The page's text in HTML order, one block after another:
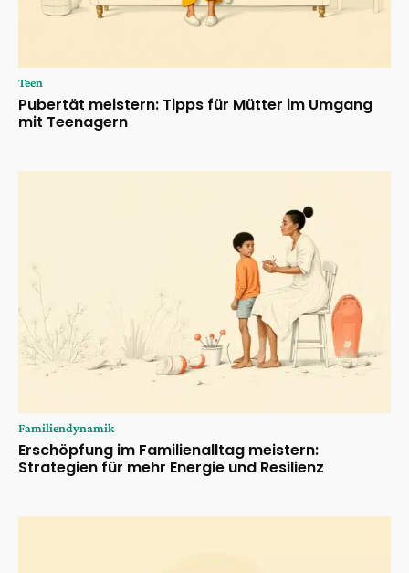
Teen
Pubertät meistern: Tipps für Mütter im Umgang
mit Teenagern
Familiendynamik
Erschöpfung im Familienalltag meistern:
Strategien für mehr Energie und Resilienz